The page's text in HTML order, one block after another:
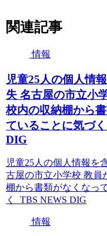
関連記事
情報
児童25人の個人情
失 名古屋の市立小
校内の収納棚から
ていることに気づ
DIG
児童25人の個人情報を
古屋の市立小学校 教員
棚から書類がなくなっ
く TBS NEWS DIG
情報